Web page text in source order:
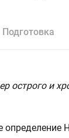
Подготовка
острого и
определение